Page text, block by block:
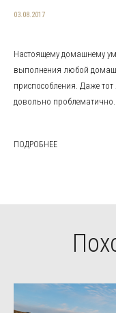
03.08.2017
Настоящему домашнему
выполнения любой
приспособления. Даже
довольно проблематично...
ПОДРОБНЕЕ